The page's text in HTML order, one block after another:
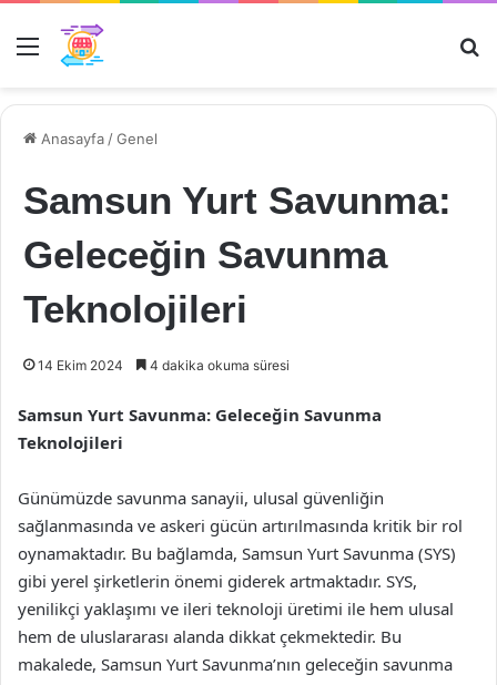
Menü
Anasayfa /Genel
Samsun Yurt Savunma:
Geleceğin Savunma
Teknolojileri
14 Ekim 2024 4 dakika okuma süresi
Samsun Yurt Savunma: Geleceğin Savunma
Teknolojileri
Günümüzde savunma sanayii, ulusal güvenliğin
sağlanmasında ve askeri gücün artırılmasında kritik bir rol
oynamaktadır. Bu bağlamda, Samsun Yurt Savunma (SYS)
gibi yerel şirketlerin önemi giderek artmaktadır. SYS,
yenilikçi yaklaşımı ve ileri teknoloji üretimi ile hem ulusal
hem de uluslararası alanda dikkat çekmektedir. Bu
makalede, Samsun Yurt Savunma’nın geleceğin savunma